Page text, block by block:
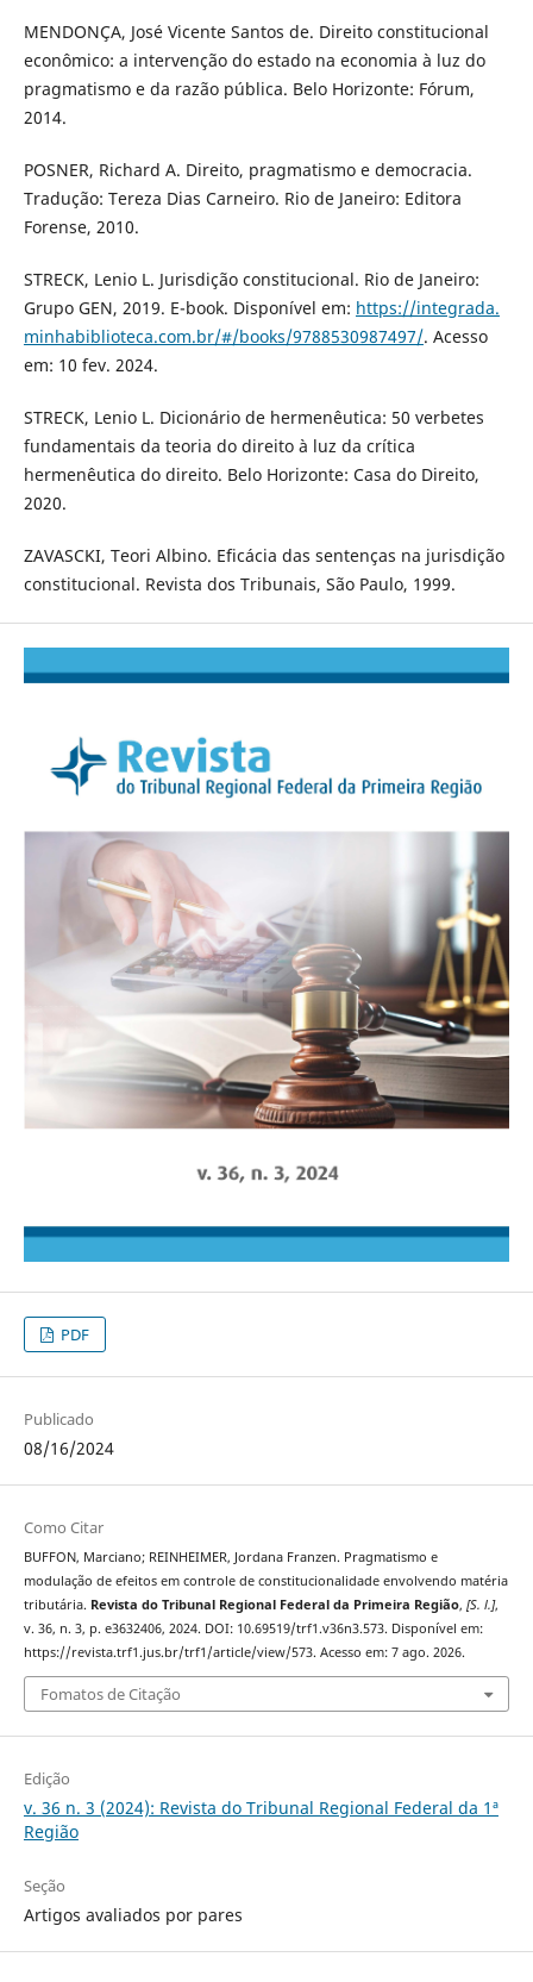
MENDONÇA, José Vicente Santos de. Direito constitucional
econômico: a intervenção do estado na economia à luz do
pragmatismo e da razão pública. Belo Horizonte: Fórum,
2014.
POSNER, Richard A. Direito, pragmatismo e democracia.
Tradução: Tereza Dias Carneiro. Rio de Janeiro: Editora
Forense, 2010.
STRECK, Lenio L. Jurisdição constitucional. Rio de Janeiro:
Grupo GEN, 2019. E-book. Disponível em: https://integrada.
minhabiblioteca.com.br/#/books/9788530987497/. Acesso
em: 10 fev. 2024.
STRECK, Lenio L. Dicionário de hermenêutica: 50 verbetes
fundamentais da teoria do direito à luz da crítica
hermenêutica do direito. Belo Horizonte: Casa do Direito,
2020.
ZAVASCKI, Teori Albino. Eficácia das sentenças na jurisdição
constitucional. Revista dos Tribunais, São Paulo, 1999.
PDF
Publicado
08/16/2024
Como Citar
BUFFON, Marciano; REINHEIMER, Jordana Franzen. Pragmatismo e
modulação de efeitos em controle de constitucionalidade envolvendo matéria
tributária. Revista do Tribunal Regional Federal da Primeira Região, [S. l.],
v. 36, n. 3, p. e3632406, 2024. DOI: 10.69519/trf1.v36n3.573. Disponível em:
https://revista.trf1.jus.br/trf1/article/view/573. Acesso em: 7 ago. 2026.
Fomatos de Citação
Edição
v. 36 n. 3 (2024): Revista do Tribunal Regional Federal da 1ª
Região
Seção
Artigos avaliados por pares